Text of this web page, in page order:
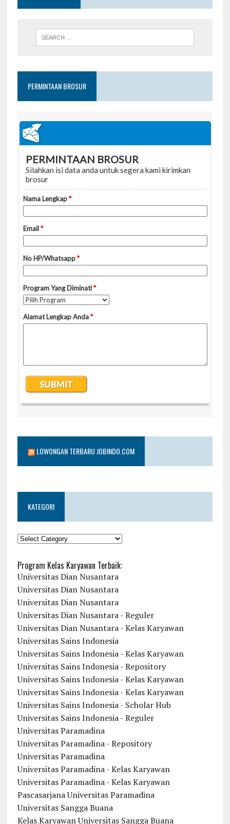
PERMINTAAN BROSUR
LOWONGAN TERBARU JOBINDO.COM
KATEGORI
KATEGORI
Program Kelas Karyawan Terbaik:
Universitas Dian Nusantara
Universitas Dian Nusantara
Universitas Dian Nusantara
Universitas Dian Nusantara - Reguler
Universitas Dian Nusantara - Kelas Karyawan
Universitas Sains Indonesia
Universitas Sains Indonesia - Kelas Karyawan
Universitas Sains Indonesia - Repository
Universitas Sains Indonesia - Kelas Karyawan
Universitas Sains Indonesia - Kelas Karyawan
Universitas Sains Indonesia - Scholar Hub
Universitas Sains Indonesia - Reguler
Universitas Paramadina
Universitas Paramadina - Repository
Universitas Paramadina
Universitas Paramadina - Kelas Karyawan
Universitas Paramadina - Kelas Karyawan
Pascasarjana Universitas Paramadina
Universitas Sangga Buana
Kelas Karyawan Universitas Sangga Buana